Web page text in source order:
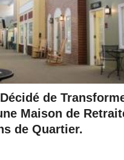
de
Maison de
de Quartier.